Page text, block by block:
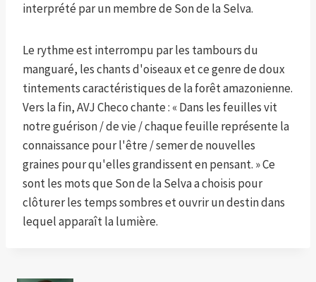
interprété par un membre de Son de la Selva.
Le rythme est interrompu par les tambours du
manguaré, les chants d'oiseaux et ce genre de doux
tintements caractéristiques de la forêt amazonienne.
Vers la fin, AVJ Checo chante : « Dans les feuilles vit
notre guérison / de vie / chaque feuille représente la
connaissance pour l'être / semer de nouvelles
graines pour qu'elles grandissent en pensant. » Ce
sont les mots que Son de la Selva a choisis pour
clôturer les temps sombres et ouvrir un destin dans
lequel apparaît la lumière.